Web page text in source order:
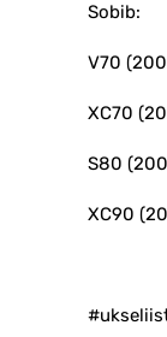
Sobib:
V70
XC70
S80
XC90